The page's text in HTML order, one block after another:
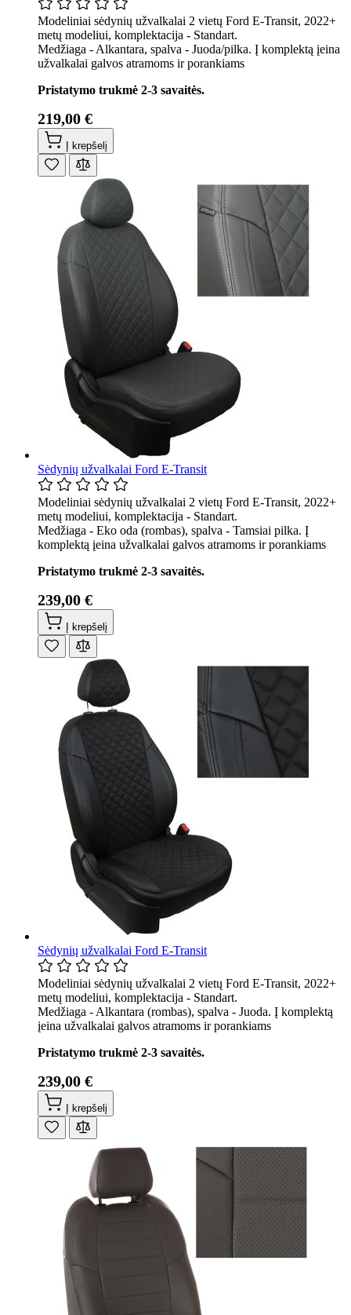
Modeliniai sėdynių užvalkalai 2 vietų Ford E-Transit, 2022+
metų modeliui, komplektacija - Standart.
Medžiaga - Alkantara, spalva - Juoda/pilka. Į komplektą įeina
užvalkalai galvos atramoms ir porankiams
Pristatymo trukmė 2-3 savaitės.
219,00 €
Į krepšelį
Sėdynių užvalkalai Ford E-Transit
Modeliniai sėdynių užvalkalai 2 vietų Ford E-Transit, 2022+
metų modeliui, komplektacija - Standart.
Medžiaga - Eko oda (rombas), spalva - Tamsiai pilka. Į
komplektą įeina užvalkalai galvos atramoms ir porankiams
Pristatymo trukmė 2-3 savaitės.
239,00 €
Į krepšelį
Sėdynių užvalkalai Ford E-Transit
Modeliniai sėdynių užvalkalai 2 vietų Ford E-Transit, 2022+
metų modeliui, komplektacija - Standart.
Medžiaga - Alkantara (rombas), spalva - Juoda. Į komplektą
įeina užvalkalai galvos atramoms ir porankiams
Pristatymo trukmė 2-3 savaitės.
239,00 €
Į krepšelį